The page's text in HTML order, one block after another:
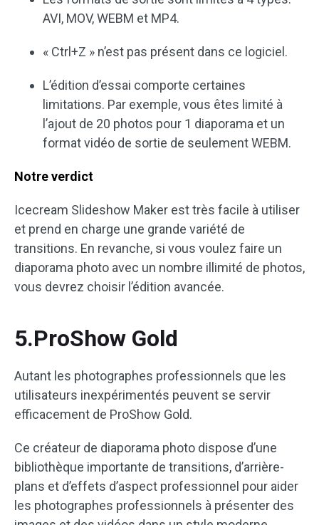
AVI, MOV, WEBM et MP4.
« Ctrl+Z » n’est pas présent dans ce logiciel.
L’édition d’essai comporte certaines
limitations. Par exemple, vous êtes limité à
l’ajout de 20 photos pour 1 diaporama et un
format vidéo de sortie de seulement WEBM.
Notre verdict
Icecream Slideshow Maker est très facile à utiliser
et prend en charge une grande variété de
transitions. En revanche, si vous voulez faire un
diaporama photo avec un nombre illimité de photos,
vous devrez choisir l’édition avancée.
5.ProShow Gold
Autant les photographes professionnels que les
utilisateurs inexpérimentés peuvent se servir
efficacement de ProShow Gold.
Ce créateur de diaporama photo dispose d’une
bibliothèque importante de transitions, d’arrière-
plans et d’effets d’aspect professionnel pour aider
les photographes professionnels à présenter des